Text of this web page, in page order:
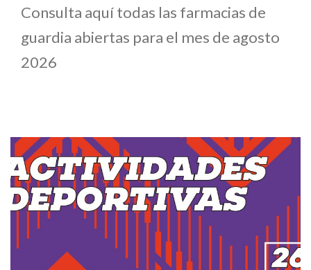
Consulta aquí todas las farmacias de
guardia abiertas para el mes de agosto
2026